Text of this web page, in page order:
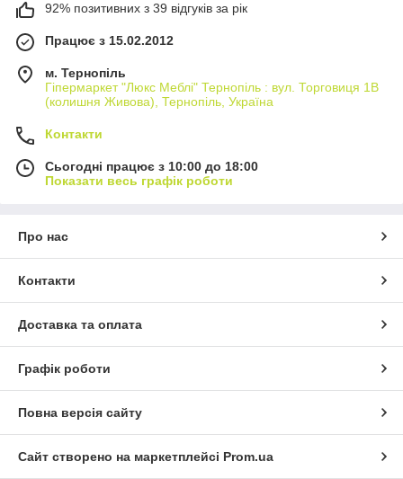
92% позитивних з 39 відгуків за рік
Працює з 15.02.2012
м. Тернопіль
Гіпермаркет "Люкс Меблі" Тернопіль : вул. Торговиця 1В
(колишня Живова), Тернопіль, Україна
Контакти
Сьогодні працює з 10:00 до 18:00
Показати весь графік роботи
Про нас
Контакти
Доставка та оплата
Графік роботи
Повна версія сайту
Сайт створено на маркетплейсі Prom.ua